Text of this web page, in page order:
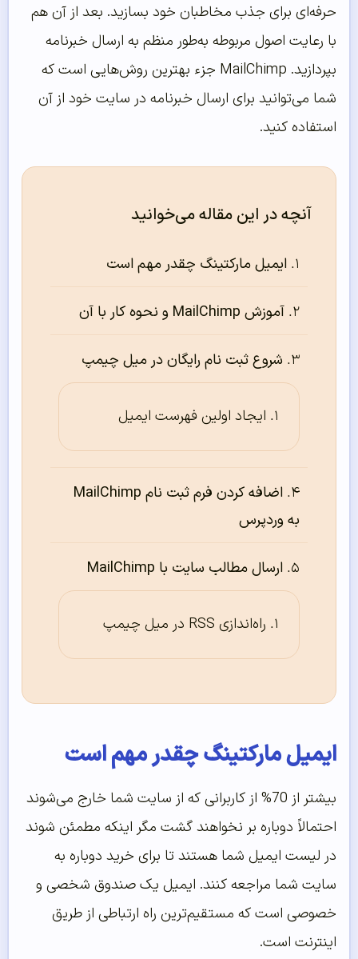
حرفه‌ای برای جذب مخاطبان خود بسازید. بعد از آن هم
با رعایت اصول مربوطه به‌طور منظم به ارسال خبرنامه
بپردازید. MailChimp جزء بهترین روش‌هایی است که
شما می‌توانید برای ارسال خبرنامه در سایت خود از آن
استفاده کنید.
آنچه در این مقاله می‌خوانید
ایمیل مارکتینگ چقدر مهم است
آموزش MailChimp و نحوه کار با آن
شروع ثبت نام رایگان در میل چیمپ
ایجاد اولین فهرست ایمیل
اضافه کردن فرم ثبت نام MailChimp
به وردپرس
ارسال مطالب سایت با MailChimp
راه‌‌‌‌‌اندازی RSS در میل چیمپ
ایمیل مارکتینگ چقدر مهم است
بیشتر از 70% از کاربرانی که از سایت شما خارج می‌شوند
احتمالاً دوباره بر نخواهند گشت مگر اینکه مطمئن شوند
در لیست ایمیل شما هستند تا برای خرید دوباره به
سایت شما مراجعه کنند. ایمیل یک صندوق شخصی و
خصوصی است که مستقیم‌ترین راه ارتباطی از طریق
اینترنت است.